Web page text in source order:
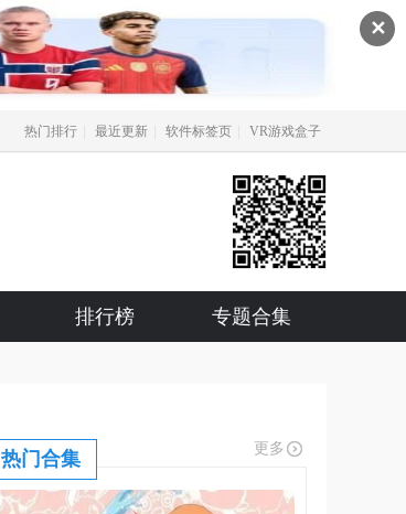
✕
热门排行 最近更新 软件标签页 VR游戏盒子
排行榜 专题合集
热门合集 更多